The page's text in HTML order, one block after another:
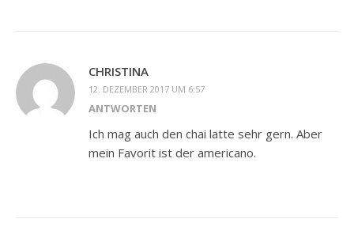
CHRISTINA
12. DEZEMBER 2017 UM 6:57
ANTWORTEN
Ich mag auch den chai latte sehr gern. Aber
mein Favorit ist der americano.